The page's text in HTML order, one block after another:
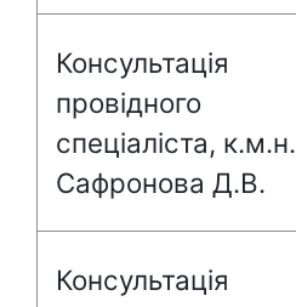
Консультація
провідного
спеціаліста, к.м.н.
Сафронова Д.В.
Консультація